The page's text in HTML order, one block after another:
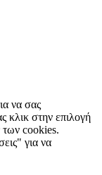
να σας
κλικ στην επιλογή
cookies.
για να